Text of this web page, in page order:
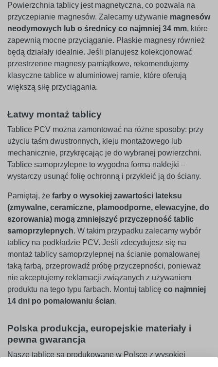
Powierzchnia tablicy jest magnetyczna, co pozwala na
przyczepianie magnesów. Zalecamy używanie magnesów
neodymowych lub o średnicy co najmniej 34 mm, które
zapewnią mocne przyciąganie. Płaskie magnesy również
będą działały idealnie. Jeśli planujesz kolekcjonować
przestrzenne magnesy pamiątkowe, rekomendujemy
klasyczne tablice w aluminiowej ramie, które oferują
większą siłę przyciągania.
Łatwy montaż tablicy
Tablice PCV można zamontować na różne sposoby: przy
użyciu taśm dwustronnych, kleju montażowego lub
mechanicznie, przykręcając je do wybranej powierzchni.
Tablice samoprzylepne to wygodna forma naklejki –
wystarczy usunąć folię ochronną i przykleić ją do ściany.
Pamiętaj, że farby o wysokiej zawartości lateksu
(zmywalne, ceramiczne, plamoodporne, elewacyjne, do
szorowania) mogą zmniejszyć przyczepność tablic
samoprzylepnych. W takim przypadku zalecamy wybór
tablicy na podkładzie PCV. Jeśli zdecydujesz się na
montaż tablicy samoprzylepnej na ścianie pomalowanej
taką farbą, przeprowadź próbę przyczepności, ponieważ
nie akceptujemy reklamacji związanych z używaniem
produktu na tego typu farbach. Montuj tablicę co najmniej
14 dni po pomalowaniu ścian.
Polska produkcja, europejskie materiały i
pewna gwarancja
Nasze tablice są produkowane w Polsce z wysokiej